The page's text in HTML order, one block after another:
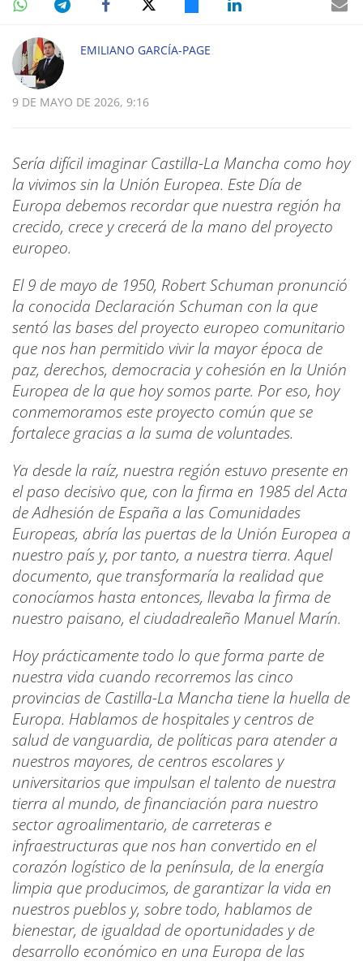
EMILIANO GARCÍA-PAGE
9 DE MAYO DE 2026, 9:16
Sería difícil imaginar Castilla-La Mancha como hoy
la vivimos sin la Unión Europea. Este Día de
Europa debemos recordar que nuestra región ha
crecido, crece y crecerá de la mano del proyecto
europeo.
El 9 de mayo de 1950, Robert Schuman pronunció
la conocida Declaración Schuman con la que
sentó las bases del proyecto europeo comunitario
que nos han permitido vivir la mayor época de
paz, derechos, democracia y cohesión en la Unión
Europea de la que hoy somos parte. Por eso, hoy
conmemoramos este proyecto común que se
fortalece gracias a la suma de voluntades.
Ya desde la raíz, nuestra región estuvo presente en
el paso decisivo que, con la firma en 1985 del Acta
de Adhesión de España a las Comunidades
Europeas, abría las puertas de la Unión Europea a
nuestro país y, por tanto, a nuestra tierra. Aquel
documento, que transformaría la realidad que
conocíamos hasta entonces, llevaba la firma de
nuestro paisano, el ciudadrealeño Manuel Marín.
Hoy prácticamente todo lo que forma parte de
nuestra vida cuando recorremos las cinco
provincias de Castilla-La Mancha tiene la huella de
Europa. Hablamos de hospitales y centros de
salud de vanguardia, de políticas para atender a
nuestros mayores, de centros escolares y
universitarios que impulsan el talento de nuestra
tierra al mundo, de financiación para nuestro
sector agroalimentario, de carreteras e
infraestructuras que nos han convertido en el
corazón logístico de la península, de la energía
limpia que producimos, de garantizar la vida en
nuestros pueblos y, sobre todo, hablamos de
bienestar, de igualdad de oportunidades y de
desarrollo económico en una Europa de las